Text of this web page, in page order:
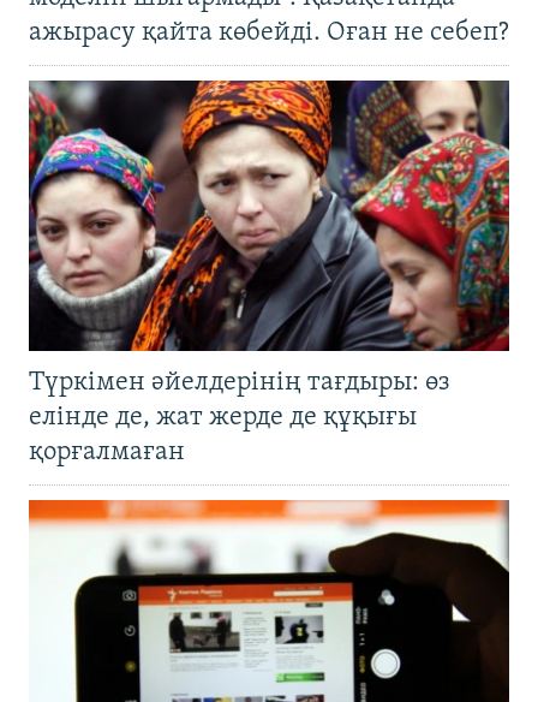
ажырасу қайта көбейді. Оған не себеп?
Түркімен әйелдерінің тағдыры: өз
елінде де, жат жерде де құқығы
қорғалмаған